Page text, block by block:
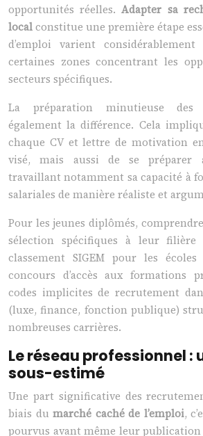
opportunités réelles.Adapter sa
localconstitue une première étape
d’emploi varient
certaines zones concentrant les
secteurs spécifiques.
La préparation minutieuse des
également la différence. Cela
chaque CV et lettre de motivation
visé, mais aussi de se préparer
travaillant notamment sa capacité à
salariales de manière réaliste et
Pour les jeunes diplômés,
sélection spécifiques à leur filière
classement SIGEM pour les
concours d’accès aux formations
codes implicites de recrutement
(luxe, finance, fonction publique)
nombreuses carrières.
Le réseau professionnel :
sous-estimé
Une part significative des
biais du marché caché de l’emploi,
pourvus avant même leur